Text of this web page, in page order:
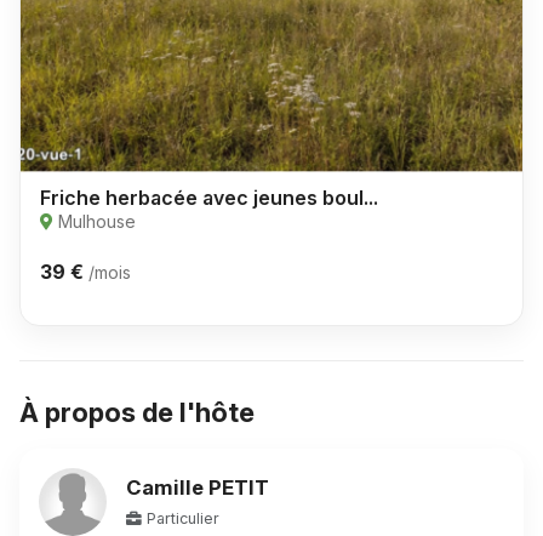
Friche herbacée avec jeunes boul...
Mulhouse
39 € /mois
À propos de l'hôte
Camille PETIT
Particulier